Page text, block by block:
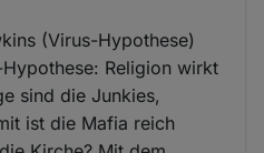
(Virus-Hypothese)
Religion wirkt
sind die Junkies,
ist die Mafia reich